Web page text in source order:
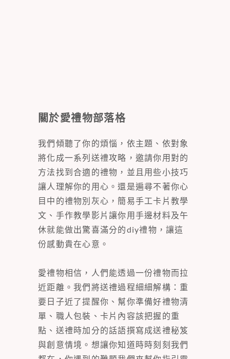
關於愛禮物部落格
我們傾聽了你的煩惱，依主題、依對象
將化成一系列送禮攻略，邀請你用對的
方法找到合適的禮物，並且用些小技巧
讓人理解你的用心。還是遍尋不著你心
目中的禮物別灰心，簡易手工卡片教學
文、手作教學影片讓你用手邊材料及午
休就能做出驚喜滿分的diy禮物，讓這
份感動貴在心意。
愛禮物相信，人們能透過一份禮物而拉
近距離。我們將送禮過程細細解構：重
要日子近了提醒你、幫你準備好禮物清
單、職人包裝、卡片內容該把握的重
點、送禮時加分的話語撰寫成送禮秘笈
與創意情境。想讓你知道時時刻刻我們